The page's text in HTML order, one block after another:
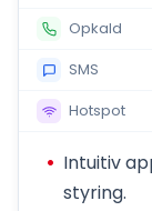
Opkald
SMS
Hotspot
Intuitiv
styring.